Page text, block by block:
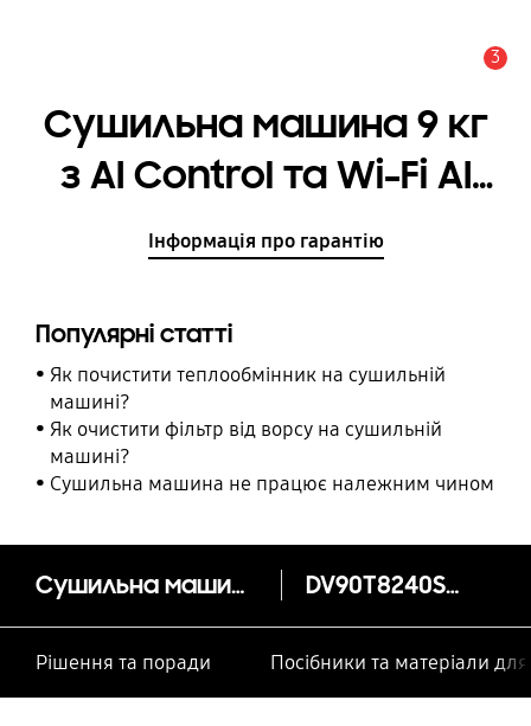
3
Cушильна машина 9 кг
з AI Control та Wi-Fi AI
Control ​Wi-Fi
Інформація про гарантію
Популярні статті
Як почистити теплообмінник на сушильній
машині?
Як очистити фільтр від ворсу на сушильній
машині?
Сушильна машина не працює належним чином
Cушильна машина 9 кг з AI Control та Wi-Fi AI Control ​Wi-Fi DV90T8240SH/UA
Рішення та поради Посібники та матеріали